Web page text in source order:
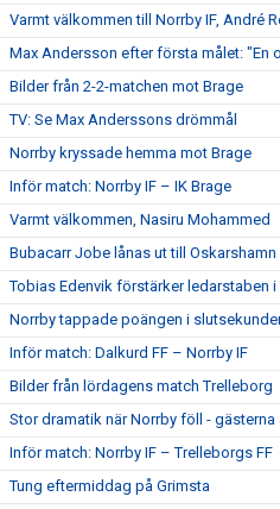
Varmt välkommen till Norrby IF, André
Max Andersson efter första målet: "En
Bilder från 2-2-matchen mot Brage
TV: Se Max Anderssons drömmål
Norrby kryssade hemma mot Brage
Inför match: Norrby IF – IK Brage
Varmt välkommen, Nasiru Mohammed
Bubacarr Jobe lånas ut till Oskarshamn
Tobias Edenvik förstärker ledarstaben
Norrby tappade poängen i
Inför match: Dalkurd FF – Norrby IF
Bilder från lördagens match Trelleborg
Stor dramatik när Norrby föll -
Inför match: Norrby IF – Trelleborgs FF
Tung eftermiddag på Grimsta